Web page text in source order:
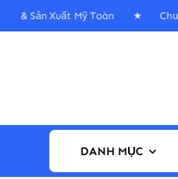
to
Mại & Sản Xuất Mỹ Toàn ★
DANH MỤC